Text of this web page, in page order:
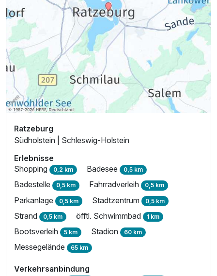
Ratzeburg
Südholstein | Schleswig-Holstein
Erlebnisse
Shopping 0,2 km Badesee 0,5 km
Badestelle 0,5 km Fahrradverleih 0,5 km
Parkanlage 0,5 km Stadtzentrum 0,5 km
Strand 0,5 km öfftl. Schwimmbad 1 km
Bootsverleih 5 km Stadion 60 km
Messegelände 65 km
Verkehrsanbindung